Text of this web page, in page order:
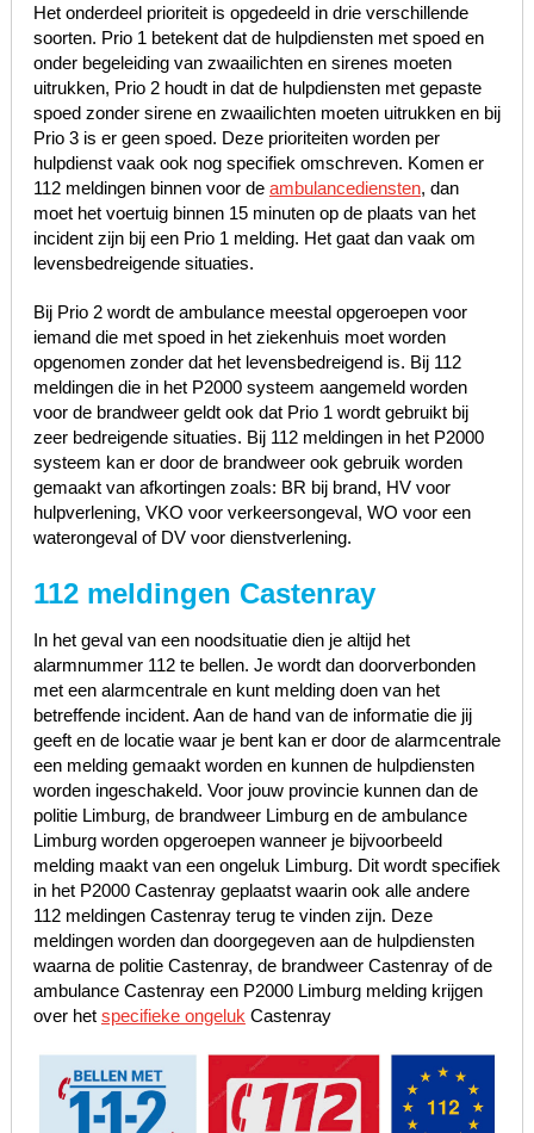
Het onderdeel prioriteit is opgedeeld in drie verschillende
soorten. Prio 1 betekent dat de hulpdiensten met spoed en
onder begeleiding van zwaailichten en sirenes moeten
uitrukken, Prio 2 houdt in dat de hulpdiensten met gepaste
spoed zonder sirene en zwaailichten moeten uitrukken en bij
Prio 3 is er geen spoed. Deze prioriteiten worden per
hulpdienst vaak ook nog specifiek omschreven. Komen er
112 meldingen binnen voor de ambulancediensten, dan
moet het voertuig binnen 15 minuten op de plaats van het
incident zijn bij een Prio 1 melding. Het gaat dan vaak om
levensbedreigende situaties.
Bij Prio 2 wordt de ambulance meestal opgeroepen voor
iemand die met spoed in het ziekenhuis moet worden
opgenomen zonder dat het levensbedreigend is. Bij 112
meldingen die in het P2000 systeem aangemeld worden
voor de brandweer geldt ook dat Prio 1 wordt gebruikt bij
zeer bedreigende situaties. Bij 112 meldingen in het P2000
systeem kan er door de brandweer ook gebruik worden
gemaakt van afkortingen zoals: BR bij brand, HV voor
hulpverlening, VKO voor verkeersongeval, WO voor een
waterongeval of DV voor dienstverlening.
112 meldingen Castenray
In het geval van een noodsituatie dien je altijd het
alarmnummer 112 te bellen. Je wordt dan doorverbonden
met een alarmcentrale en kunt melding doen van het
betreffende incident. Aan de hand van de informatie die jij
geeft en de locatie waar je bent kan er door de alarmcentrale
een melding gemaakt worden en kunnen de hulpdiensten
worden ingeschakeld. Voor jouw provincie kunnen dan de
politie Limburg, de brandweer Limburg en de ambulance
Limburg worden opgeroepen wanneer je bijvoorbeeld
melding maakt van een ongeluk Limburg. Dit wordt specifiek
in het P2000 Castenray geplaatst waarin ook alle andere
112 meldingen Castenray terug te vinden zijn. Deze
meldingen worden dan doorgegeven aan de hulpdiensten
waarna de politie Castenray, de brandweer Castenray of de
ambulance Castenray een P2000 Limburg melding krijgen
over het specifieke ongeluk Castenray